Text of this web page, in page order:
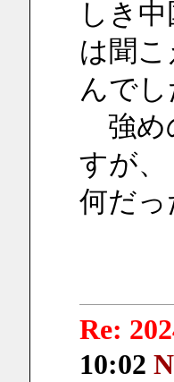
しき
は聞
んでし
強め
すが、
何だっ
Re:
10:02